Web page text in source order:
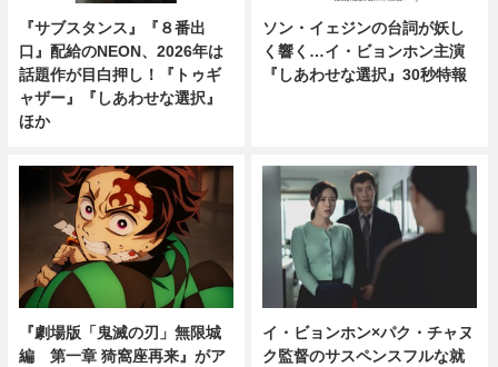
『サブスタンス』『８番出
口』配給のNEON、2026年は
話題作が目白押し！『トゥギ
ャザー』『しあわせな選択』
ほか
ソン・イェジンの台詞が妖し
く響く…イ・ビョンホン主演
『しあわせな選択』30秒特報
『劇場版「鬼滅の刃」無限城
編 第一章 猗窩座再来』がア
イ・ビョンホン×パク・チャヌ
ク監督のサスペンスフルな就